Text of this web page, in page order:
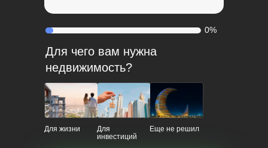
Для чего вам нужна
недвижимость?
0%
Для жизни
Для
инвестиций
Еще не решил